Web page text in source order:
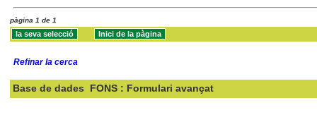
pàgina 1 de 1
Refinar la cerca
Base de dades FONS : Formulari avançat